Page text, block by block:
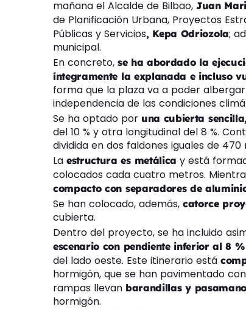
mañana el Alcalde de Bilbao, Juan
de Planificación Urbana, Proyectos
Públicas y Servicios, Kepa Odriozola;
municipal.
En concreto, se ha abordado la
íntegramente la explanada e incluso
forma que la plaza va a poder
independencia de las condiciones
Se ha optado por una cubierta
del 10 % y otra longitudinal del 8 %.
dividida en dos faldones iguales de 470
La estructura es metálica y está
colocados cada cuatro metros.
compacto con separadores de
Se han colocado, además, catorce
cubierta.
Dentro del proyecto, se ha incluido
escenario con pendiente inferior al 8
del lado oeste. Este itinerario está
hormigón, que se han pavimentado
rampas llevan barandillas y
hormigón.